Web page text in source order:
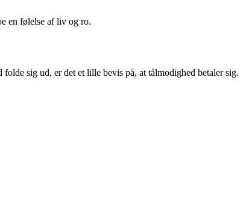
en følelse af liv og ro.
sig ud, er det et lille bevis på, at tålmodighed betaler sig.